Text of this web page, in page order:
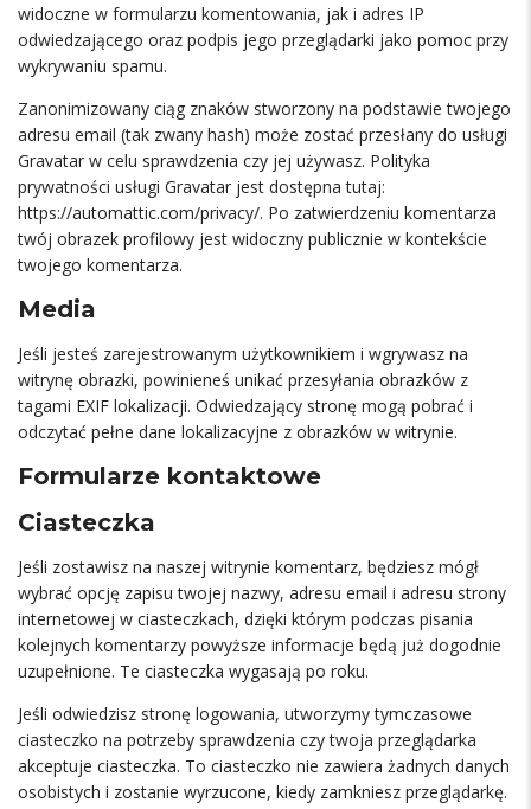
widoczne w formularzu komentowania, jak i adres IP
odwiedzającego oraz podpis jego przeglądarki jako pomoc przy
wykrywaniu spamu.
Zanonimizowany ciąg znaków stworzony na podstawie twojego
adresu email (tak zwany hash) może zostać przesłany do usługi
Gravatar w celu sprawdzenia czy jej używasz. Polityka
prywatności usługi Gravatar jest dostępna tutaj:
https://automattic.com/privacy/. Po zatwierdzeniu komentarza
twój obrazek profilowy jest widoczny publicznie w kontekście
twojego komentarza.
Media
Jeśli jesteś zarejestrowanym użytkownikiem i wgrywasz na
witrynę obrazki, powinieneś unikać przesyłania obrazków z
tagami EXIF lokalizacji. Odwiedzający stronę mogą pobrać i
odczytać pełne dane lokalizacyjne z obrazków w witrynie.
Formularze kontaktowe
Ciasteczka
Jeśli zostawisz na naszej witrynie komentarz, będziesz mógł
wybrać opcję zapisu twojej nazwy, adresu email i adresu strony
internetowej w ciasteczkach, dzięki którym podczas pisania
kolejnych komentarzy powyższe informacje będą już dogodnie
uzupełnione. Te ciasteczka wygasają po roku.
Jeśli odwiedzisz stronę logowania, utworzymy tymczasowe
ciasteczko na potrzeby sprawdzenia czy twoja przeglądarka
akceptuje ciasteczka. To ciasteczko nie zawiera żadnych danych
osobistych i zostanie wyrzucone, kiedy zamkniesz przeglądarkę.